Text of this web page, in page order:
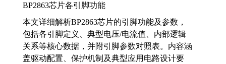
BP2863芯片各引脚功能
本文详细解析BP2863芯片的引脚功能及参数，
包括各引脚定义、典型电压/电流值、内部逻辑
关系等核心数据，并附引脚参数对照表。内容涵
盖驱动配置、保护机制及典型应用电路设计要